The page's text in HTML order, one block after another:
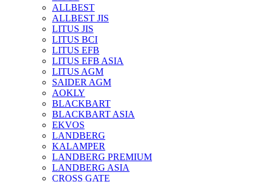
ALLBEST
ALLBEST JIS
LITUS JIS
LITUS BCI
LITUS EFB
LITUS EFB ASIA
LITUS AGM
SAIDER AGM
AOKLY
BLACKBART
BLACKBART ASIA
EKVOS
LANDBERG
KALAMPER
LANDBERG PREMIUM
LANDBERG ASIA
CROSS GATE